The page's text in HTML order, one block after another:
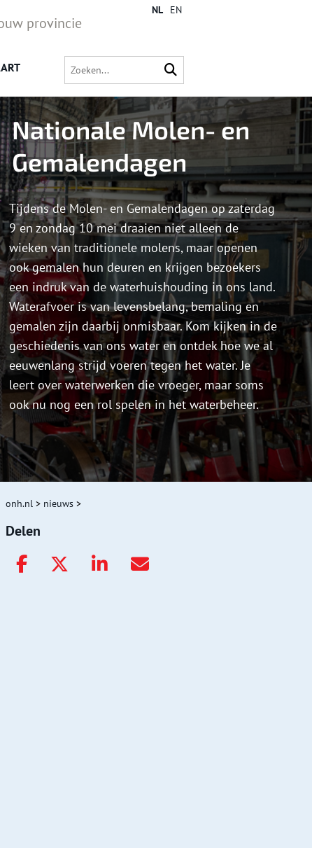
provincie
NL EN
Nationale Molen- en
Gemalendagen
Tijdens de Molen- en Gemalendagen op zaterdag
9 en zondag 10 mei draaien niet alleen de
wieken van traditionele molens, maar openen
ook gemalen hun deuren en krijgen bezoekers
een indruk van de waterhuishouding in ons land.
Waterafvoer is van levensbelang, bemaling en
gemalen zijn daarbij onmisbaar. Kom kijken in de
geschiedenis van ons water en ontdek hoe we al
eeuwenlang strijd voeren tegen het water. Je
leert over waterwerken die vroeger, maar soms
ook nu nog een rol spelen in het waterbeheer.
onh.nl > nieuws >
Delen